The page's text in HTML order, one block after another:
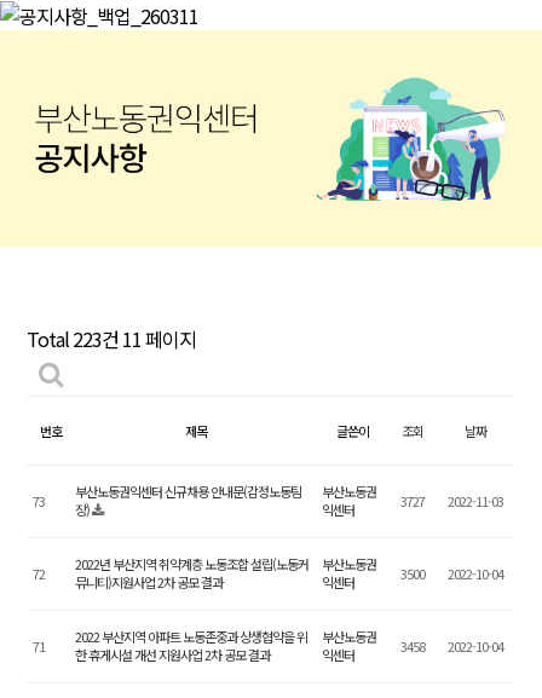
Total 223건 11 페이지
번호 제목 글쓴이 조회 날짜
73
부산노동권익센터 신규채용 안내문(감정노동팀
장)
부산노동권
익센터
3727 2022-11-03
72
2022년 부산지역 취약계층 노동조합 설립(노동커
뮤니티)지원사업 2차 공모 결과
부산노동권
익센터
3500 2022-10-04
71
2022 부산지역 아파트 노동존중과 상생협약을 위
한 휴게시설 개선 지원사업 2차 공모 결과
부산노동권
익센터
3458 2022-10-04